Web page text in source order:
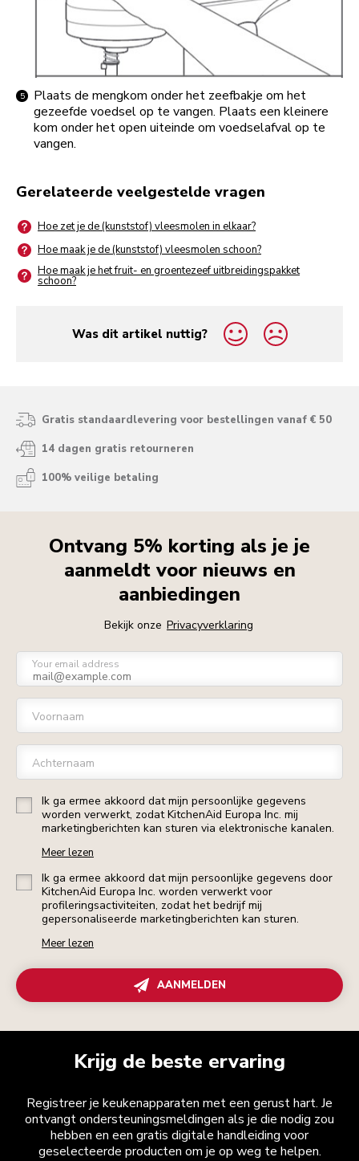
Plaats de mengkom onder het zeefbakje om het
gezeefde voedsel op te vangen. Plaats een kleinere
kom onder het open uiteinde om voedselafval op te
vangen.
Gerelateerde veelgestelde vragen
Hoe zet je de (kunststof) vleesmolen in elkaar?
Hoe maak je de (kunststof) vleesmolen schoon?
Hoe maak je het fruit- en groentezeef uitbreidingspakket
schoon?
Was dit artikel nuttig?
yes
no
Gratis standaardlevering voor bestellingen vanaf € 50
14 dagen gratis retourneren
100% veilige betaling
Ontvang 5% korting als je je
aanmeldt voor nieuws en
aanbiedingen
Bekijk onze Privacyverklaring
Your email address
Voornaam
Achternaam
Ik ga ermee akkoord dat mijn persoonlijke gegevens
worden verwerkt, zodat KitchenAid Europa Inc. mij
marketingberichten kan sturen via elektronische kanalen.
Meer lezen
Ik ga ermee akkoord dat mijn persoonlijke gegevens door
KitchenAid Europa Inc. worden verwerkt voor
profileringsactiviteiten, zodat het bedrijf mij
gepersonaliseerde marketingberichten kan sturen.
Meer lezen
AANMELDEN
Krijg de beste ervaring
Registreer je keukenapparaten met een gerust hart. Je
ontvangt ondersteuningsmeldingen als je die nodig zou
hebben en een gratis digitale handleiding voor
geselecteerde producten om je op weg te helpen.